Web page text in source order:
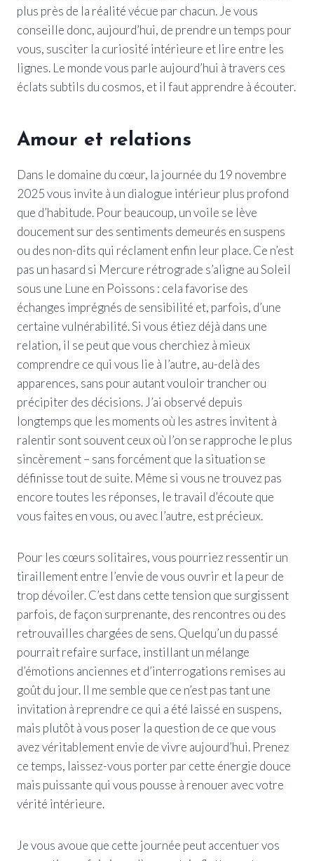
plus près de la réalité vécue par chacun. Je vous
conseille donc, aujourd’hui, de prendre un temps pour
vous, susciter la curiosité intérieure et lire entre les
lignes. Le monde vous parle aujourd’hui à travers ces
éclats subtils du cosmos, et il faut apprendre à écouter.
Amour et relations
Dans le domaine du cœur, la journée du 19 novembre
2025 vous invite à un dialogue intérieur plus profond
que d’habitude. Pour beaucoup, un voile se lève
doucement sur des sentiments demeurés en suspens
ou des non-dits qui réclament enfin leur place. Ce n’est
pas un hasard si Mercure rétrograde s’aligne au Soleil
sous une Lune en Poissons : cela favorise des
échanges imprégnés de sensibilité et, parfois, d’une
certaine vulnérabilité. Si vous étiez déjà dans une
relation, il se peut que vous cherchiez à mieux
comprendre ce qui vous lie à l’autre, au-delà des
apparences, sans pour autant vouloir trancher ou
précipiter des décisions. J’ai observé depuis
longtemps que les moments où les astres invitent à
ralentir sont souvent ceux où l’on se rapproche le plus
sincèrement – sans forcément que la situation se
définisse tout de suite. Même si vous ne trouvez pas
encore toutes les réponses, le travail d’écoute que
vous faites en vous, ou avec l’autre, est précieux.
Pour les cœurs solitaires, vous pourriez ressentir un
tiraillement entre l’envie de vous ouvrir et la peur de
trop dévoiler. C’est dans cette tension que surgissent
parfois, de façon surprenante, des rencontres ou des
retrouvailles chargées de sens. Quelqu’un du passé
pourrait refaire surface, instillant un mélange
d’émotions anciennes et d’interrogations remises au
goût du jour. Il me semble que ce n’est pas tant une
invitation à reprendre ce qui a été laissé en suspens,
mais plutôt à vous poser la question de ce que vous
avez véritablement envie de vivre aujourd’hui. Prenez
ce temps, laissez-vous porter par cette énergie douce
mais puissante qui vous pousse à renouer avec votre
vérité intérieure.
Je vous avoue que cette journée peut accentuer vos